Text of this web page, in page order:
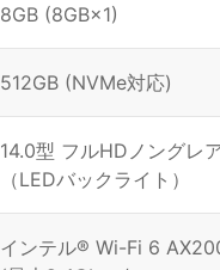
8GB (8GB×1)
512GB (NVMe対応)
14.0型 フルHDノングレ
（LEDバックライト）
インテル® Wi-Fi 6